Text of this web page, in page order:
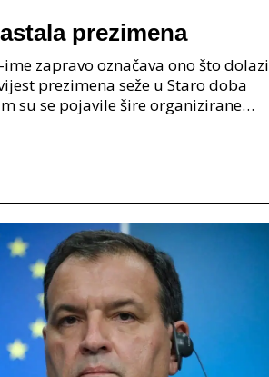
prezimena
zapravo označava ono što dolazi
prezimena seže u Staro doba
su se pojavile šire organizirane